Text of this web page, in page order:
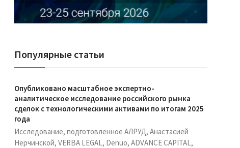
Реклама Ассоциации "НОКС", ИНН 7709980401, ERID:2SDnjdY5NTb
Популярные статьи
Опубликовано масштабное экспертно-
аналитическое исследование российского рынка
сделок с технологическими активами по итогам 2025
года
Исследование, подготовленное АЛРУД, Анастасией
Нерчинской, VERBA LEGAL, Denuo, ADVANCE CAPITAL,